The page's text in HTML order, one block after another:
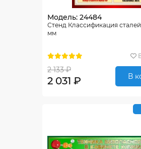
Модель: 24484
Стенд Классификация
мм
2 133 ₽
2 031 ₽ В